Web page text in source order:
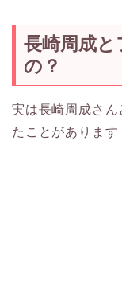
長崎周成
の？
実は長崎周成さ
たことがあります